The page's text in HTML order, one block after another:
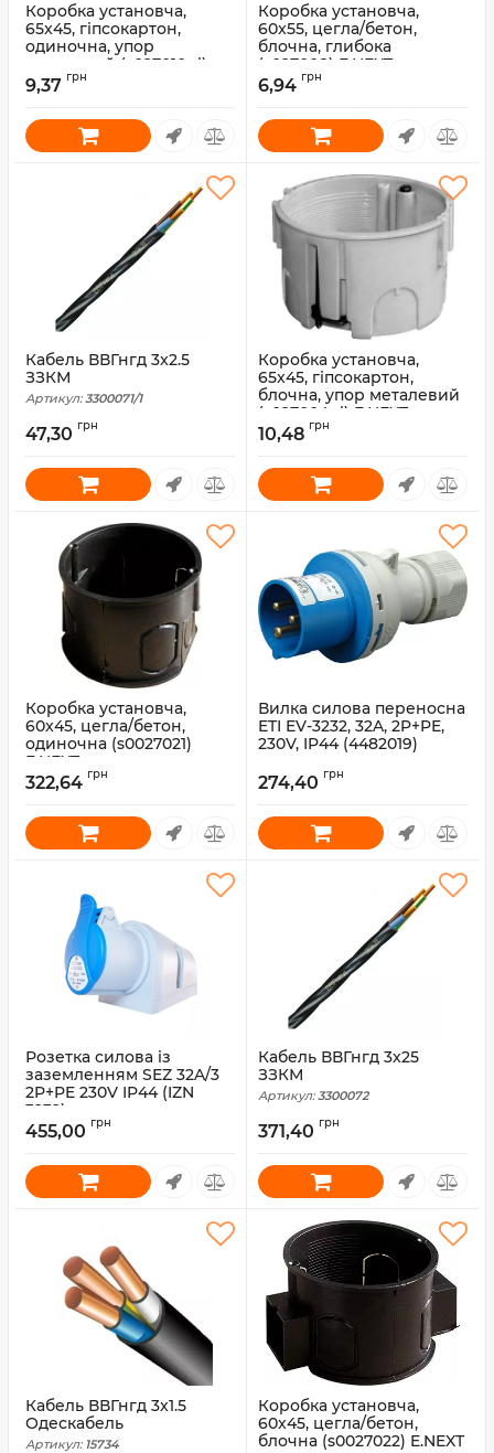
Коробка установча,
65x45, гіпсокартон,
одиночна, упор
металевий (s027010pl)
E.NEXT
9,37 грн
Коробка установча,
60x55, цегла/бетон,
блочна, глибока
(s027008) E.NEXT
Артикул: s027008
6,94 грн
Кабель ВВГнгд 3x2.5
ЗЗКМ
Артикул: 3300071/1
47,30 грн
Коробка установча,
65x45, гіпсокартон,
блочна, упор металевий
(s027004pl) E.NEXT
Артикул: s027004pl
10,48 грн
Коробка установча,
60x45, цегла/бетон,
одиночна (s0027021)
E.NEXT
Артикул: s0027019
322,64 грн
Вилка силова переносна
ETI EV-3232, 32A, 2P+PE,
230V, IP44 (4482019)
274,40 грн
Розетка силова із
заземленням SEZ 32A/3
2P+PE 230V IP44 (IZN
3232)
Артикул: IZN3232
455,00 грн
Кабель ВВГнгд 3x25
ЗЗКМ
Артикул: 3300072
371,40 грн
Кабель ВВГнгд 3x1.5
Одескабель
Артикул: 15734
Коробка установча,
60x45, цегла/бетон,
блочна (s0027022) E.NEXT